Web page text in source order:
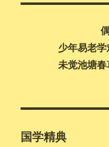
少年易老学
未觉池塘春
国学精典